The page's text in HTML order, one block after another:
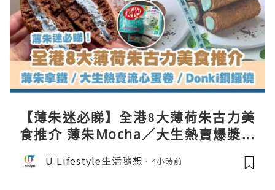
【薄朱迷必睇】全港8大薄荷朱古力美
食推介 薄朱Mocha／大生熱賣爆漿蛋
卷／Donki銅鑼燒
U Lifestyle生活隨想 4小時前